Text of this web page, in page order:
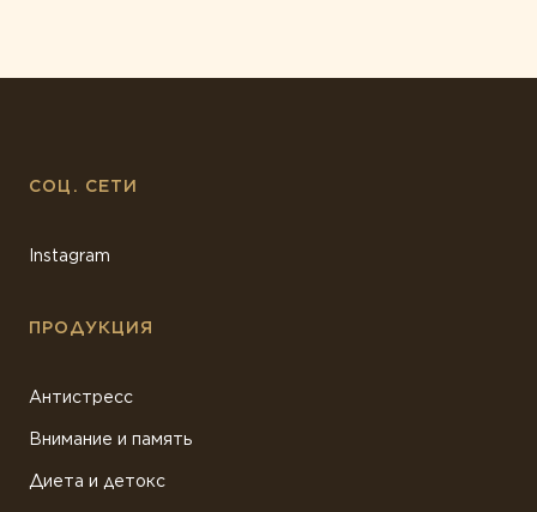
СОЦ. СЕТИ
Instagram
ПРОДУКЦИЯ
Антистресс
Внимание и память
Диета и детокс